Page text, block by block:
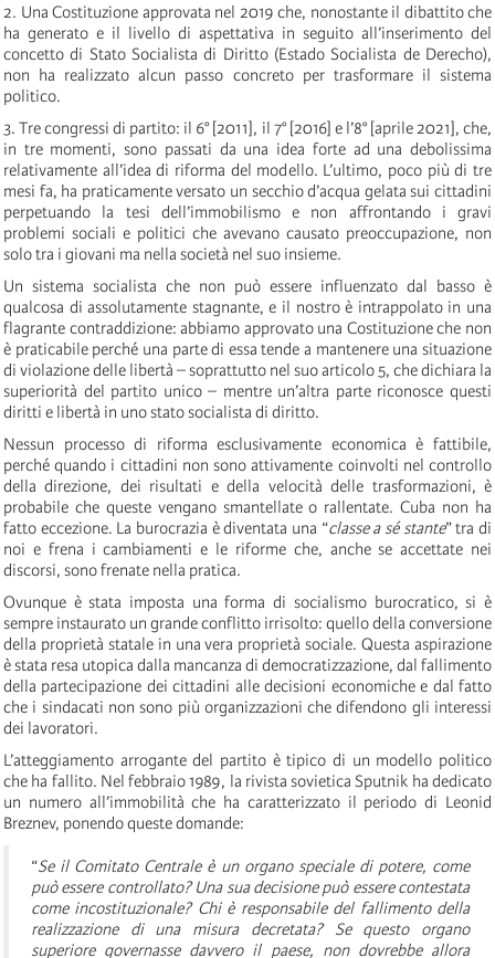
2. Una Costituzione approvata nel 2019 che, nonostante il dibattito che
ha generato e il livello di aspettativa in seguito all’inserimento del
concetto di Stato Socialista di Diritto (Estado Socialista de Derecho),
non ha realizzato alcun passo concreto per trasformare il sistema
politico.
3. Tre congressi di partito: il 6° [2011], il 7° [2016] e l’8° [aprile 2021], che,
in tre momenti, sono passati da una idea forte ad una debolissima
relativamente all’idea di riforma del modello. L’ultimo, poco più di tre
mesi fa, ha praticamente versato un secchio d’acqua gelata sui cittadini
perpetuando la tesi dell’immobilismo e non affrontando i gravi
problemi sociali e politici che avevano causato preoccupazione, non
solo tra i giovani ma nella società nel suo insieme.
Un sistema socialista che non può essere influenzato dal basso è
qualcosa di assolutamente stagnante, e il nostro è intrappolato in una
flagrante contraddizione: abbiamo approvato una Costituzione che non
è praticabile perché una parte di essa tende a mantenere una situazione
di violazione delle libertà – soprattutto nel suo articolo 5, che dichiara la
superiorità del partito unico – mentre un’altra parte riconosce questi
diritti e libertà in uno stato socialista di diritto.
Nessun processo di riforma esclusivamente economica è fattibile,
perché quando i cittadini non sono attivamente coinvolti nel controllo
della direzione, dei risultati e della velocità delle trasformazioni, è
probabile che queste vengano smantellate o rallentate. Cuba non ha
fatto eccezione. La burocrazia è diventata una “classe a sé stante” tra di
noi e frena i cambiamenti e le riforme che, anche se accettate nei
discorsi, sono frenate nella pratica.
Ovunque è stata imposta una forma di socialismo burocratico, si è
sempre instaurato un grande conflitto irrisolto: quello della conversione
della proprietà statale in una vera proprietà sociale. Questa aspirazione
è stata resa utopica dalla mancanza di democratizzazione, dal fallimento
della partecipazione dei cittadini alle decisioni economiche e dal fatto
che i sindacati non sono più organizzazioni che difendono gli interessi
dei lavoratori.
L’atteggiamento arrogante del partito è tipico di un modello politico
che ha fallito. Nel febbraio 1989, la rivista sovietica Sputnik ha dedicato
un numero all’immobilità che ha caratterizzato il periodo di Leonid
Breznev, ponendo queste domande:
“Se il Comitato Centrale è un organo speciale di potere, come
può essere controllato? Una sua decisione può essere contestata
come incostituzionale? Chi è responsabile del fallimento della
realizzazione di una misura decretata? Se questo organo
superiore governasse davvero il paese, non dovrebbe allora